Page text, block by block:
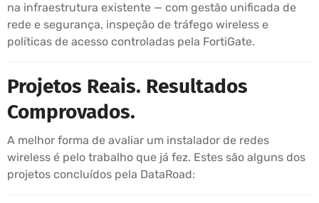
na infraestrutura existente — com gestão unificada de
rede e segurança, inspeção de tráfego wireless e
políticas de acesso controladas pela FortiGate.
Projetos Reais. Resultados
Comprovados.
A melhor forma de avaliar um instalador de redes
wireless é pelo trabalho que já fez. Estes são alguns dos
projetos concluídos pela DataRoad: